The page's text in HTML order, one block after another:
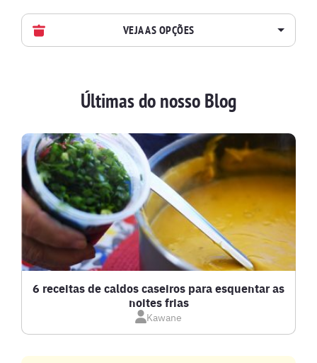
VEJA AS OPÇÕES
BATIDAS
BEBIDAS E DRINKS
BISCOITOS
BOLOS E TORTAS
CALDOS
CARNE BOVINA
Últimas do nosso Blog
6 receitas de caldos caseiros para esquentar as
noites frias
Kawane